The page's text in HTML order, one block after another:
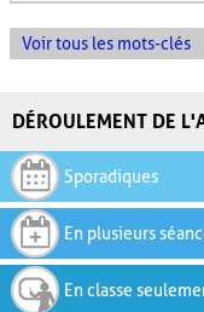
Voir tous les mots-clés
DÉROULEMENT DE
Sporadiques
En plusieurs
En classe